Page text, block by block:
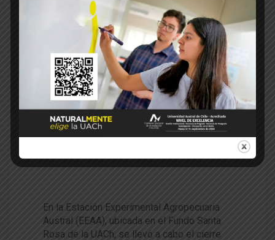
Ene 2020
Paola Segovia FIA Manzana
Rescate patrimonial: Innovado
zanos ancestrales tuvo jornad
En la Estación Experimental Agropecuaria
Austral (EEAA), ubicada en el Fundo Santa
Rosa de la UACh, se llevó a cabo el cierre